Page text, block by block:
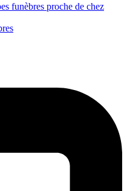
funèbres proche de chez